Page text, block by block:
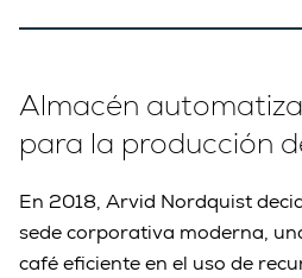
Almacén
para la producción
En 2018, Arvid Nordquist
sede corporativa moderna,
café eficiente en el uso de